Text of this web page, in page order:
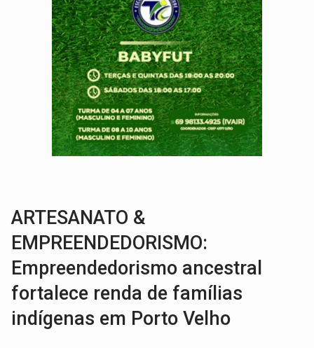
COLUNA SEMANAL:Largada foi dada e candidatos ao Governo de RO partem
SOB SUSPEITA:Entrega de 286 máquinas em Rondônia coincide com
MATERIAL:Brasil tem grandes reservas de urânio, mas produz pouco e
VÍDEO:Serpente capturada na fábrica da Coca-Cola é
HOMENAGEM:Cientistas cassados pelo AI-5 se tornam pesquisadores
VÍDEO:Líder religioso é preso por abusar de fiéis sob pretexto de
ARTESANATO &
EMPREENDEDORISMO:
Empreendedorismo ancestral
fortalece renda de famílias
indígenas em Porto Velho